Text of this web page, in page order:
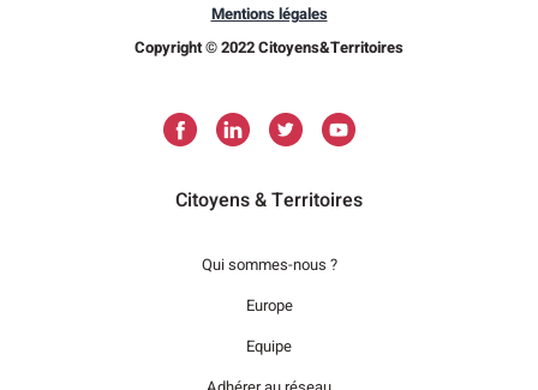
Mentions légales
Copyright © 2022 Citoyens&Territoires
Citoyens & Territoires
Qui sommes-nous ?
Europe
Equipe